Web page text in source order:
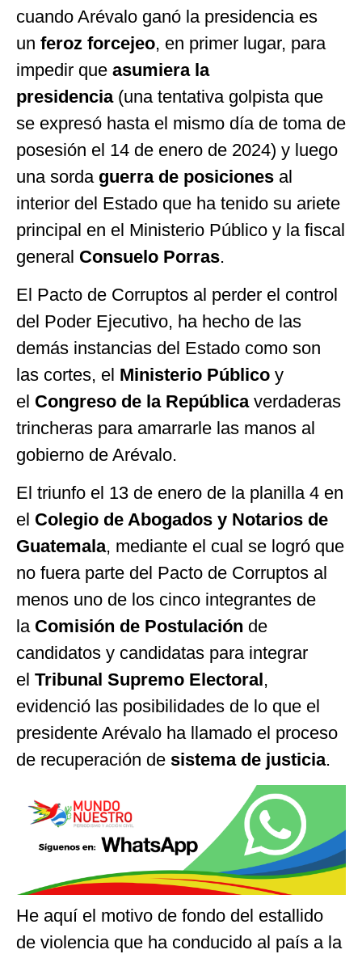
cuando Arévalo ganó la presidencia es
un feroz forcejeo, en primer lugar, para
impedir que asumiera la
presidencia(una tentativa golpista que
se expresó hasta el mismo día de toma de
posesión el 14 de enero de 2024) y luego
una sorda guerra de posiciones al
interior del Estado que ha tenido su ariete
principal en el Ministerio Público y la fiscal
general Consuelo Porras.
El Pacto de Corruptos al perder el control
del Poder Ejecutivo, ha hecho de las
demás instancias del Estado como son
las cortes, el Ministerio Público y
el Congreso de la Repúblicaverdaderas
trincheras para amarrarle las manos al
gobierno de Arévalo.
El triunfo el 13 de enero de la planilla 4 en
el Colegio de Abogados y Notarios de
Guatemala, mediante el cual se logró que
no fuera parte del Pacto de Corruptos al
menos uno de los cinco integrantes de
la Comisión de Postulación de
candidatos y candidatas para integrar
el Tribunal Supremo Electoral ,
evidenció las posibilidades de lo que el
presidente Arévalo ha llamado el proceso
de recuperación de sistema de justicia.
He aquí el motivo de fondo del estallido
de violencia que ha conducido al país a la